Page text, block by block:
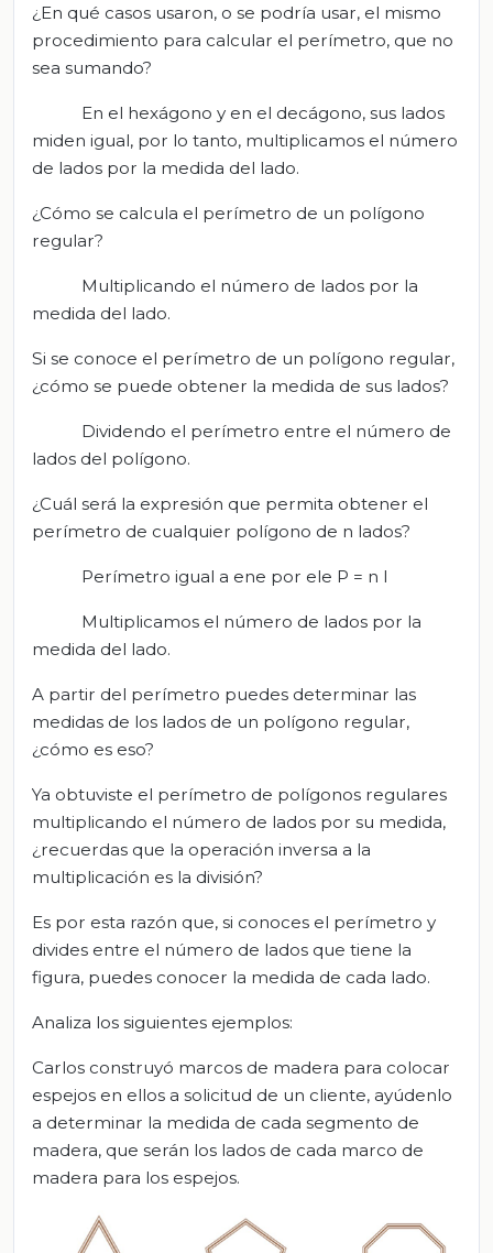
¿En qué casos usaron, o se podría usar, el mismo
procedimiento para calcular el perímetro, que no
sea sumando?
En el hexágono y en el decágono, sus lados
miden igual, por lo tanto, multiplicamos el número
de lados por la medida del lado.
¿Cómo se calcula el perímetro de un polígono
regular?
Multiplicando el número de lados por la
medida del lado.
Si se conoce el perímetro de un polígono regular,
¿cómo se puede obtener la medida de sus lados?
Dividendo el perímetro entre el número de
lados del polígono.
¿Cuál será la expresión que permita obtener el
perímetro de cualquier polígono de n lados?
Perímetro igual a ene por ele P = n l
Multiplicamos el número de lados por la
medida del lado.
A partir del perímetro puedes determinar las
medidas de los lados de un polígono regular,
¿cómo es eso?
Ya obtuviste el perímetro de polígonos regulares
multiplicando el número de lados por su medida,
¿recuerdas que la operación inversa a la
multiplicación es la división?
Es por esta razón que, si conoces el perímetro y
divides entre el número de lados que tiene la
figura, puedes conocer la medida de cada lado.
Analiza los siguientes ejemplos:
Carlos construyó marcos de madera para colocar
espejos en ellos a solicitud de un cliente, ayúdenlo
a determinar la medida de cada segmento de
madera, que serán los lados de cada marco de
madera para los espejos.